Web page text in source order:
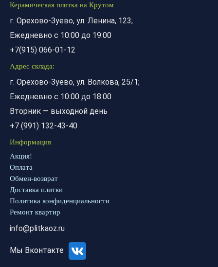
Керамическая плитка на Крутом
г. Орехово-Зуево, ул. Ленина, 123;
Ежедневно с 10:00 до 19:00
+7(915) 066-01-12
Адрес склада:
г. Орехово-Зуево, ул. Волкова, 25/1;
Ежедневно с 10:00 до 18:00
Вторник — выходной день
+7 (991) 132-43-40
Информация
Акция!
Оплата
Обмен-возврат
Доставка плитки
Политика конфиденциальности
Ремонт квартир
info@plitkaoz.ru
Мы Вконтакте